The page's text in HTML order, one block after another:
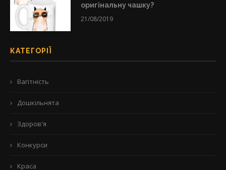
оригінальну чашку?
21/08/2019
КАТЕГОРІЇ
Вагітність
Дошкільнята
Здоров'я
Конкурси
Краса